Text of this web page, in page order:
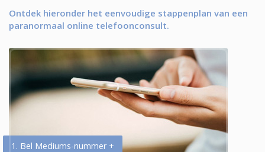
Ontdek hieronder het eenvoudige stappenplan van een
paranormaal online telefoonconsult.
1. Bel Mediums-nummer +